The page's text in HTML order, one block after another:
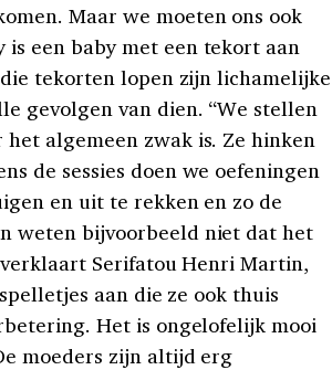
Maar we moeten ons ook
is een baby met een tekort aan
tekorten lopen zijn lichamelijke
gevolgen van dien. “We stellen
algemeen zwak is. Ze hinken
de sessies doen we oefeningen
en uit te rekken en zo de
weten bijvoorbeeld niet dat het
Serifatou Henri Martin,
aan die ze ook thuis
Het is ongelofelijk mooi
moeders zijn altijd erg